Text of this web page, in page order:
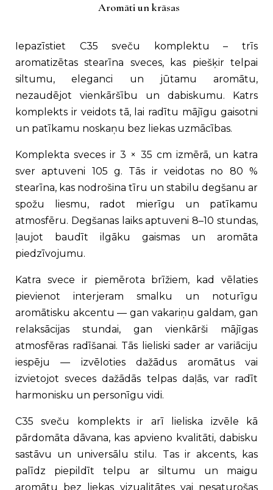
Aromāti un krāsas
Iepazīstiet C35 sveču komplektu – trīs
aromatizētas stearīna sveces, kas piešķir telpai
siltumu, eleganci un jūtamu aromātu,
nezaudējot vienkāršību un dabiskumu. Katrs
komplekts ir veidots tā, lai radītu mājīgu gaisotni
un patīkamu noskaņu bez liekas uzmācības.
Komplekta sveces ir 3 × 35 cm izmērā, un katra
sver aptuveni 105 g. Tās ir veidotas no 80 %
stearīna, kas nodrošina tīru un stabilu degšanu ar
spožu liesmu, radot mierīgu un patīkamu
atmosfēru. Degšanas laiks aptuveni 8–10 stundas,
ļaujot baudīt ilgāku gaismas un aromāta
piedzīvojumu.
Katra svece ir piemērota brīžiem, kad vēlaties
pievienot interjeram smalku un noturīgu
aromātisku akcentu — gan vakariņu galdam, gan
relaksācijas stundai, gan vienkārši mājīgas
atmosfēras radīšanai. Tās lieliski sader ar variāciju
iespēju — izvēloties dažādus aromātus vai
izvietojot sveces dažādās telpas daļās, var radīt
harmonisku un personīgu vidi.
C35 sveču komplekts ir arī lieliska izvēle kā
pārdomāta dāvana, kas apvieno kvalitāti, dabisku
sastāvu un universālu stilu. Tas ir akcents, kas
palīdz piepildīt telpu ar siltumu un maigu
aromātu bez liekas vizualitātes vai nesaturošas